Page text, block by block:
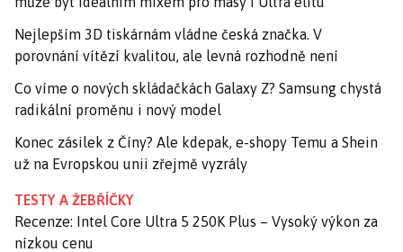
Nejlepším 3D tiskárnám vládne česká značka. V
porovnání vítězí kvalitou, ale levná rozhodně není
Co víme o nových skládačkách Galaxy Z? Samsung chystá
radikální proměnu i nový model
Konec zásilek z Číny? Ale kdepak, e-shopy Temu a Shein
už na Evropskou unii zřejmě vyzrály
TESTY A ŽEBŘÍČKY
Recenze: Intel Core Ultra 5 250K Plus – Vysoký výkon za
nízkou cenu